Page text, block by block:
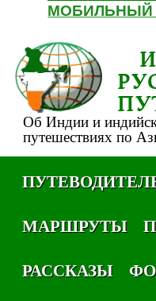
МОБИЛЬНЫЙ
Об Индии и
путешествиях по
МАРШРУТЫ
РАССКАЗЫ